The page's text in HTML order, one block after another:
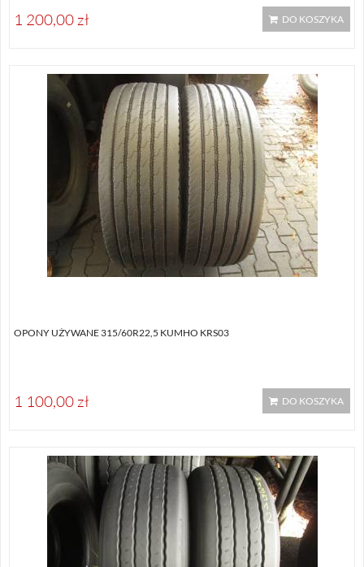
1 200,00 zł DO KOSZYKA
OPONY UŻYWANE 315/60R22,5 KUMHO KRS03
1 100,00 zł DO KOSZYKA